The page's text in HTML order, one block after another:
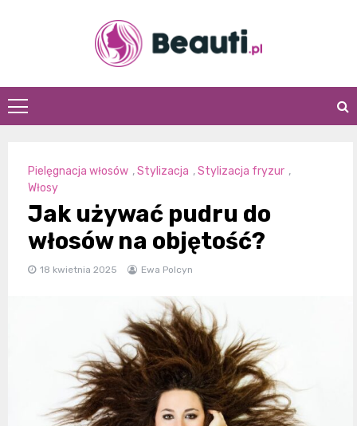
Beauti.pl
Pielęgnacja włosów ,Stylizacja ,Stylizacja fryzur ,
Włosy
Jak używać pudru do
włosów na objętość?
18 kwietnia 2025 Ewa Polcyn